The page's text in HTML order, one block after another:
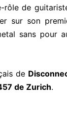
rôle de
sur son
sans pour
de
de Zurich.